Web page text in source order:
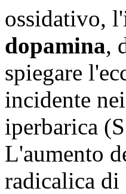
ossidativo,
dopamina,
spiegare
incidente
iperbarica
L'aumento
radicalica